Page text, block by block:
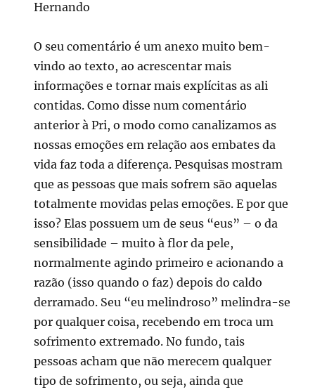
Hernando
O seu comentário é um anexo muito bem-
vindo ao texto, ao acrescentar mais
informações e tornar mais explícitas as ali
contidas. Como disse num comentário
anterior à Pri, o modo como canalizamos as
nossas emoções em relação aos embates da
vida faz toda a diferença. Pesquisas mostram
que as pessoas que mais sofrem são aquelas
totalmente movidas pelas emoções. E por que
isso? Elas possuem um de seus “eus” – o da
sensibilidade – muito à flor da pele,
normalmente agindo primeiro e acionando a
razão (isso quando o faz) depois do caldo
derramado. Seu “eu melindroso” melindra-se
por qualquer coisa, recebendo em troca um
sofrimento extremado. No fundo, tais
pessoas acham que não merecem qualquer
tipo de sofrimento, ou seja, ainda que